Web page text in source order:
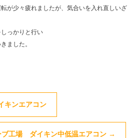
が少々疲れましたが、気合いを入れ直しいざ
っかりと行い
ました。
キンエアコン
ブ工場 ダイキン中低温エアコン →